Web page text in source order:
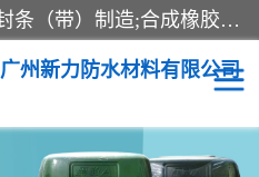
经营范围包括防水嵌缝密封条（带）制造;合成橡胶制造（监控化学品、危险化学品除外）;沥青混合物制造;防水胶粘带制造;其他合成材料制造（监控化学品、危险化学品除外）;涂料制造（监控化学品、危险化学品除外）;建筑结构防水补漏;防水建筑材料制造;粘合剂制造（监控化学品、危险化学品除外）;涂料零售;广州新力防水材料有限公司具有1处分支机构。
广州新力防水材料有限公司